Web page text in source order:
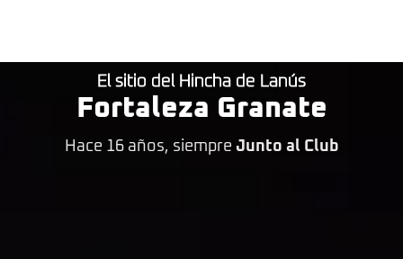
El sitio del Hincha de Lanús
Fortaleza Granate
Hace 16 años, siempre Junto al Club